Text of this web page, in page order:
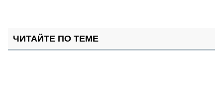
ЧИТАЙТЕ ПО ТЕМЕ